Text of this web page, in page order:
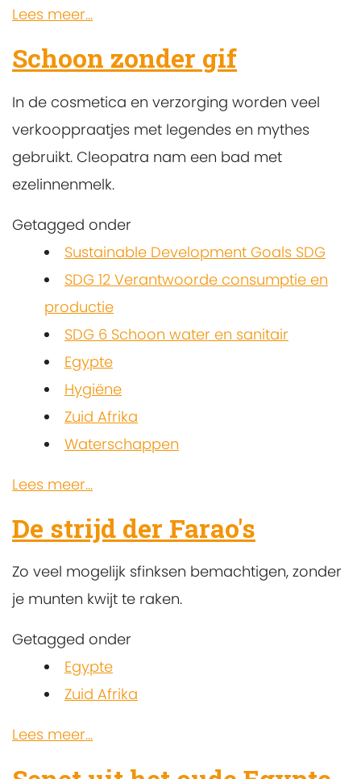
Lees meer...
Schoon zonder gif
In de cosmetica en verzorging worden veel
verkooppraatjes met legendes en mythes
gebruikt. Cleopatra nam een bad met
ezelinnenmelk.
Getagged onder
Sustainable Development Goals SDG
SDG 12 Verantwoorde consumptie en
productie
SDG 6 Schoon water en sanitair
Egypte
Hygiëne
Zuid Afrika
Waterschappen
Lees meer...
De strijd der Farao's
Zo veel mogelijk sfinksen bemachtigen, zonder
je munten kwijt te raken.
Getagged onder
Egypte
Zuid Afrika
Lees meer...